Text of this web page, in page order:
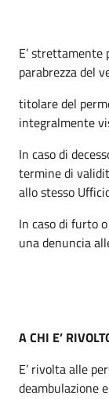
E’ strettamente
parabrezza del
titolare del
integralmente
In caso di
termine di
allo stesso
In caso di furto
una denuncia
A CHI E’
E’ rivolta alle
deambulazione